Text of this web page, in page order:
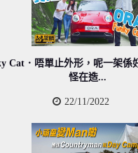
Cat．唔單止外形，呢一架係
怪在造...
22/11/2022